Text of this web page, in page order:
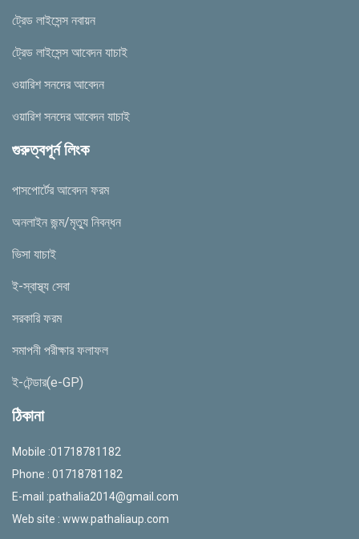
ট্রেড লাইসেন্স নবায়ন
ট্রেড লাইসেন্স আবেদন যাচাই
ওয়ারিশ সনদের আবেদন
ওয়ারিশ সনদের আবেদন যাচাই
গুরুত্বপূর্ন লিংক
পাসপোর্টের আবেদন ফরম
অনলাইন জন্ম/মৃত্যু নিবন্ধন
ভিসা যাচাই
ই-স্বাস্থ্য সেবা
সরকারি ফরম
সমাপনী পরীক্ষার ফলাফল
ই-টেন্ডার(e-GP)
ঠিকানা
Mobile :01718781182
Phone : 01718781182
E-mail :pathalia2014@gmail.com
Web site : www.pathaliaup.com